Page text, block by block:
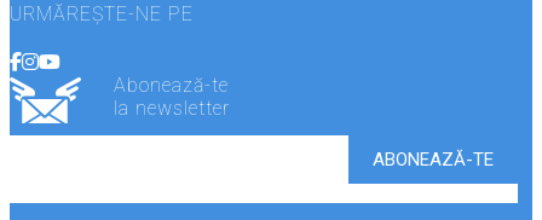
URMĂREȘTE-NE PE
Abonează-te
la newsletter